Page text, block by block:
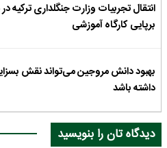
انتقال تجربیات وزارت جنگلداری ترکیه
برپایی کارگاه آموزشی
بهبود دانش مروجین می‌تواند نقش
داشته باشد
دیدگاه تان را بنویسید